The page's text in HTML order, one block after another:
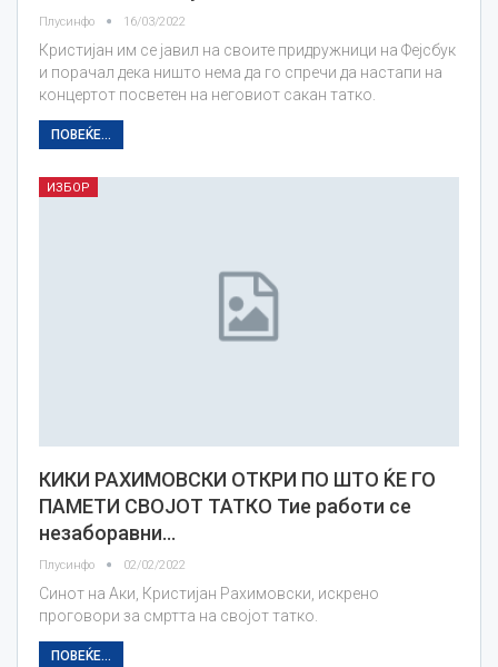
Плусинфо 16/03/2022
Кристијан им се јавил на своите придружници на Фејсбук
и порачал дека ништо нема да го спречи да настапи на
концертот посветен на неговиот сакан татко.
ПОВЕЌЕ...
ИЗБОР
КИКИ РАХИМОВСКИ ОТКРИ ПО ШТО ЌЕ ГО
ПАМЕТИ СВОЈОТ ТАТКО Тие работи се
незаборавни…
Плусинфо 02/02/2022
Синот на Аки, Кристијан Рахимовски, искрено
проговори за смртта на својот татко.
ПОВЕЌЕ...